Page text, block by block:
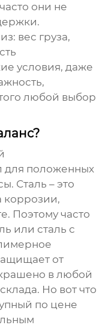
они не
вес груза,
условия, даже
любой выбор
для положенных
Сталь – это
коррозии,
Поэтому часто
или сталь с
от
в любой
Но вот что
по цене